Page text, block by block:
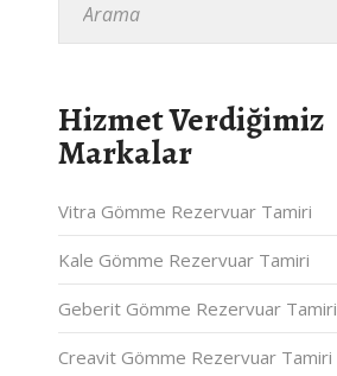
Hizmet Verdiğimiz
Markalar
Vitra Gömme Rezervuar Tamiri
Kale Gömme Rezervuar Tamiri
Geberit Gömme Rezervuar Tamiri
Creavit Gömme Rezervuar Tamiri